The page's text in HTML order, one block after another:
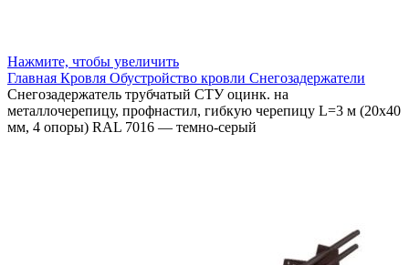
Нажмите, чтобы увеличить
Главная Кровля Обустройство кровли Снегозадержатели
Снегозадержатель трубчатый СТУ оцинк. на
металлочерепицу, профнастил, гибкую черепицу L=3 м (20х40
мм, 4 опоры) RAL 7016 — темно-серый